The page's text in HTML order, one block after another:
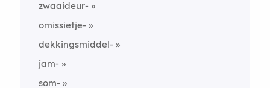
zwaaideur-
omissietje-
dekkingsmiddel-
jam-
som-